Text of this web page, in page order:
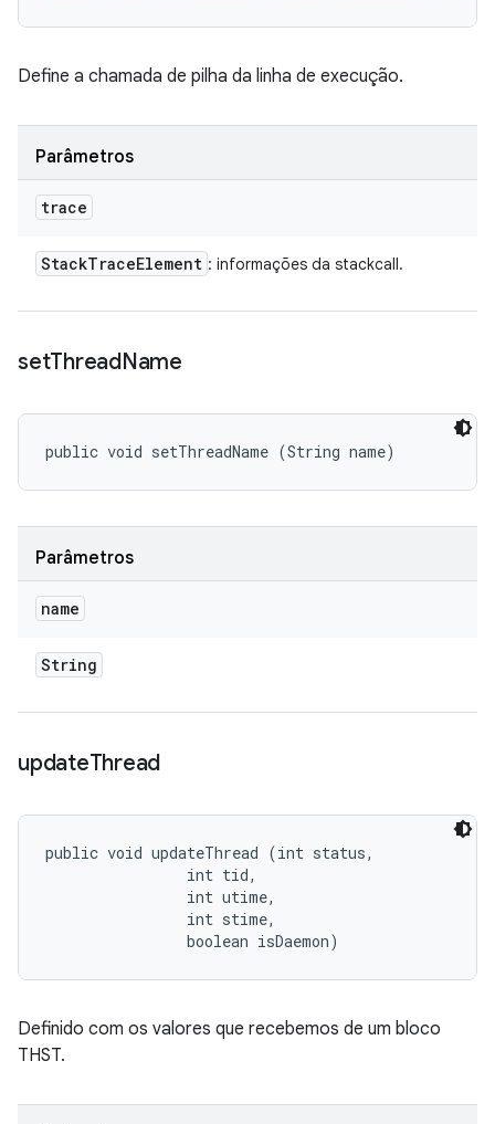
Define a chamada de pilha da linha de execução.
Parâmetros
trace
StackTraceElement : informações da stackcall.
setThreadName
public void setThreadName (String name)
Parâmetros
name
String
updateThread
public void updateThread (int status,
                int tid,
                int utime,
                int stime,
                boolean isDaemon)
Definido com os valores que recebemos de um bloco
THST.